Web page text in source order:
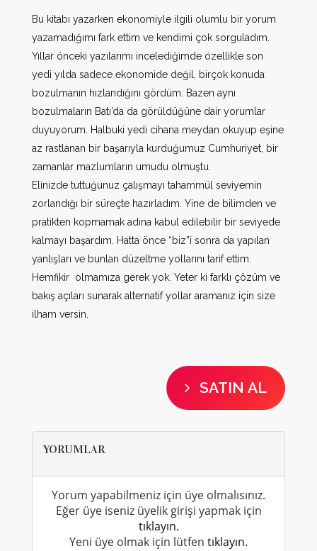
Bu kitabı yazarken ekonomiyle ilgili olumlu bir yorum
yazamadığımı fark ettim ve kendimi çok sorguladım.
Yıllar önceki yazılarımı incelediğimde özellikle son
yedi yılda sadece ekonomide değil, birçok konuda
bozulmanın hızlandığını gördüm. Bazen aynı
bozulmaların Batı’da da görüldüğüne dair yorumlar
duyuyorum. Halbuki yedi cihana meydan okuyup eşine
az rastlanan bir başarıyla kurduğumuz Cumhuriyet, bir
zamanlar mazlumların umudu olmuştu.
Elinizde tuttuğunuz çalışmayı tahammül seviyemin
zorlandığı bir süreçte hazırladım. Yine de bilimden ve
pratikten kopmamak adına kabul edilebilir bir seviyede
kalmayı başardım. Hatta önce “biz”i sonra da yapılan
yanlışları ve bunları düzeltme yollarını tarif ettim.
Hemfikir olmamıza gerek yok. Yeter ki farklı çözüm ve
bakış açıları sunarak alternatif yollar aramanız için size
ilham versin.
SATIN AL
YORUMLAR
Yorum yapabilmeniz için üye olmalısınız.
Eğer üye iseniz üyelik girişi yapmak için
tıklayın.
Yeni üye olmak için lütfen tıklayın.